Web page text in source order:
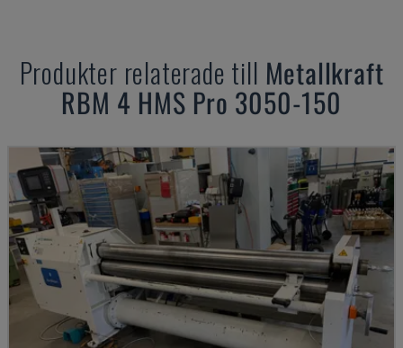
Produkter relaterade till Metallkraft
RBM 4 HMS Pro 3050-150